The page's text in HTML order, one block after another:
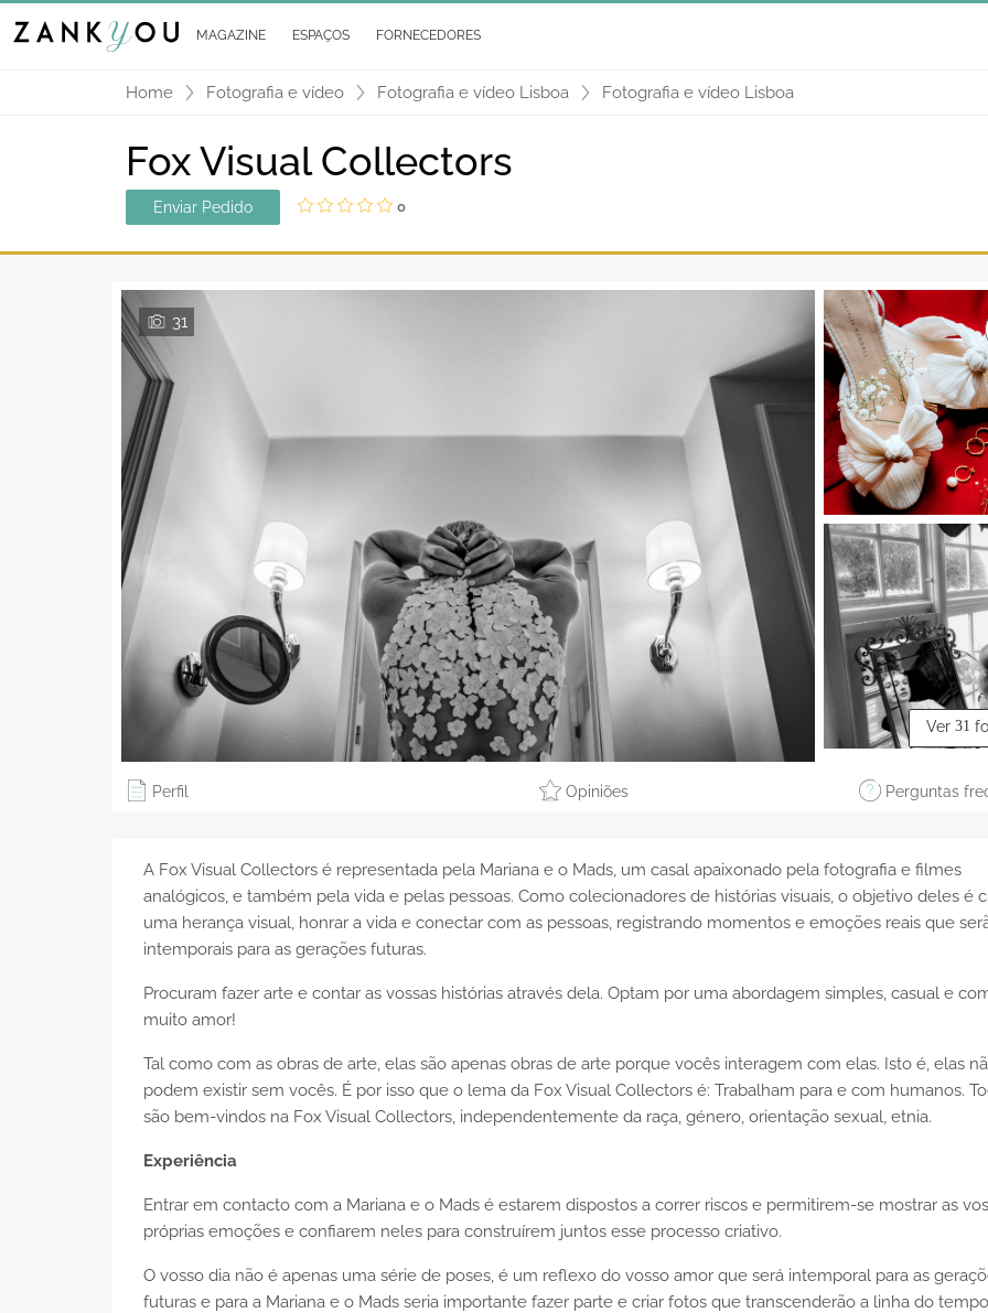
MAGAZINE ESPAÇOS FORNECEDORES
Home Fotografia e vídeo Fotografia e vídeo Lisboa Fotografia e vídeo Lisboa
Fox Visual Collectors
Enviar Pedido 0
31
Ver 31
Perfil Opiniões Perguntas
A Fox Visual Collectors é representada pela Mariana e o Mads, um casal apaixonado pela fotografia e filmes
analógicos, e também pela vida e pelas pessoas. Como colecionadores de histórias visuais, o objetivo deles é
uma herança visual, honrar a vida e conectar com as pessoas, registrando momentos e emoções reais que
intemporais para as gerações futuras.
Procuram fazer arte e contar as vossas histórias através dela. Optam por uma abordagem simples, casual e
muito amor!
Tal como com as obras de arte, elas são apenas obras de arte porque vocês interagem com elas. Isto é, elas
podem existir sem vocês. É por isso que o lema da Fox Visual Collectors é: Trabalham para e com humanos.
são bem-vindos na Fox Visual Collectors, independentemente da raça, género, orientação sexual, etnia.
Experiência
Entrar em contacto com a Mariana e o Mads é estarem dispostos a correr riscos e permitirem-se mostrar as
próprias emoções e confiarem neles para construírem juntos esse processo criativo.
O vosso dia não é apenas uma série de poses, é um reflexo do vosso amor que será intemporal para as
futuras e para a Mariana e o Mads seria importante fazer parte e criar fotos que transcenderão a linha do